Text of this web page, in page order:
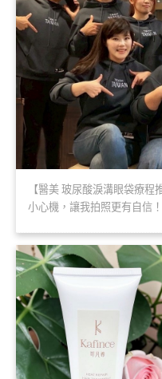
【醫美 玻尿酸淚溝眼袋療
小心機，讓我拍照更有自信！